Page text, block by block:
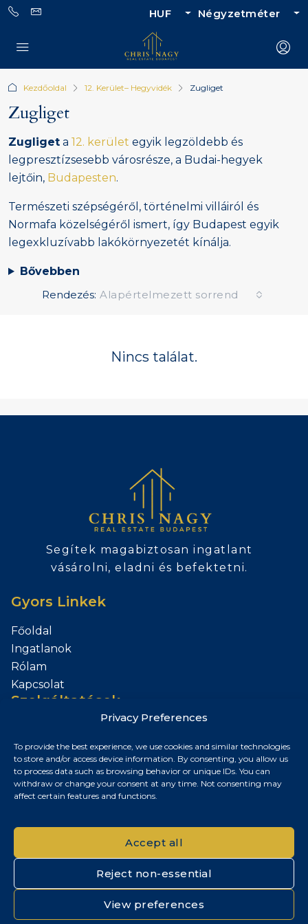
Privacy Preferences
To provide the best experience, we use cookies and similar technologies
to store and/or access device information. By consenting, you allow us
to process data such as browsing behavior or unique IDs. You can
withdraw or change your consent at any time. Not consenting may
affect certain features and functions.
Accept all
Reject non-essential
View preferences
HUF Négyzetméter
Kezdőoldal 12. Kerület– Hegyvidék Zugliget
Zugliget
Zugliget a 12. kerület egyik legzöldebb és
legpresztízsesebb városrésze, a Budai-hegyek
lejtőin, Budapesten.
Természeti szépségéről, történelmi villáiról és
Normafa közelségéről ismert, így Budapest egyik
legexkluzívabb lakókörnyezetét kínálja.
Bővebben
Rendezés: Alapértelmezett sorrend
Nincs találat.
Segítek magabiztosan ingatlant
vásárolni, eladni és befektetni.
Gyors Linkek
Főoldal
Ingatlanok
Rólam
Kapcsolat
Szolgáltatások
Kapcsolat
Budapest, Magyarország
+36 30 687 6790
© 2026 Chris Nagy Real Estate. Minden jog fenntartva.
Adatvédelmi tájékoztató|Cookie szabályzat